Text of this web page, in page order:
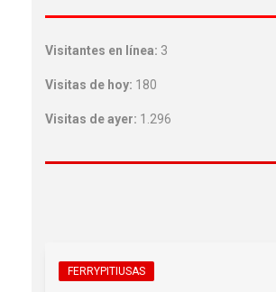
Visitantes en línea: 3
Visitas de hoy: 180
Visitas de ayer: 1.296
FERRYPITIUSAS